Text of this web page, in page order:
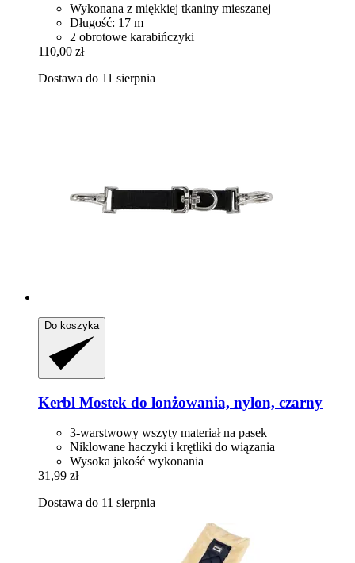
Wykonana z miękkiej tkaniny mieszanej
Długość: 17 m
2 obrotowe karabińczyki
110,00 zł
Dostawa do 11 sierpnia
Do koszyka
Kerbl Mostek do lonżowania, nylon, czarny
3-warstwowy wszyty materiał na pasek
Niklowane haczyki i krętliki do wiązania
Wysoka jakość wykonania
31,99 zł
Dostawa do 11 sierpnia